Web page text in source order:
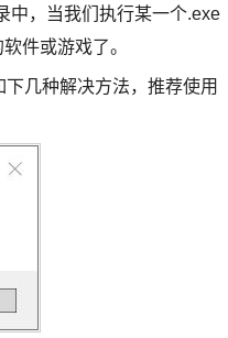
中，当我们执行某一个.exe
件或游戏了。
几种解决方法，推荐使用